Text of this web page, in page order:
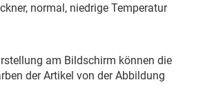
normal, niedrige Temperatur
am Bildschirm können die
der Artikel von der Abbildung